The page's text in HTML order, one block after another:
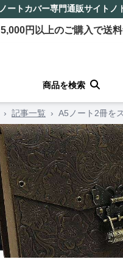
ノートカバー専門通販サイト ノ
5,000円以上のご購入で送
商品を検索
› 記事一覧 › A5ノート2冊を